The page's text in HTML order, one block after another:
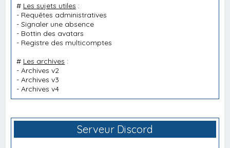
# Les sujets utiles :
- Requêtes administratives
-Signaler une absence
- Bottin des avatars
- Registre des multicomptes
# Les archives :
-Archives v2
-Archives v3
-Archives v4
Serveur Discord